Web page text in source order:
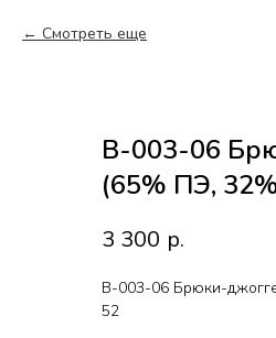
Смотреть еще
В-003-06
(65% ПЭ,
3 300 р.
В-003-06 Брюки-
52